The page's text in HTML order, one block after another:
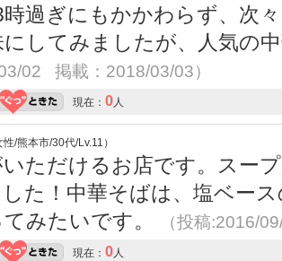
時過ぎにもかかわらず、次
にしてみましたが、人気の
02 掲載：2018/03/03）
現在： 0人
/熊本市/30代/Lv.11）
ただけるお店です。スー
た！中華そばは、塩ベー
みたいです。
（投稿:2016/
現在： 0人